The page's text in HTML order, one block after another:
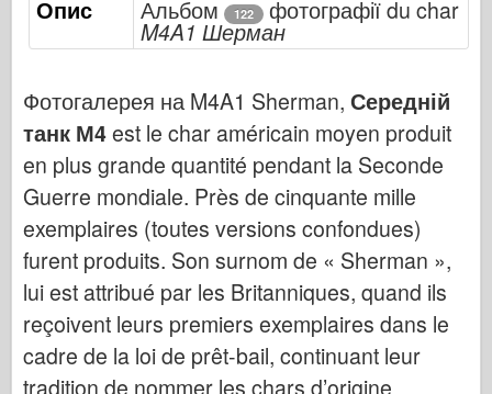
Бронко
Кібер-хобі
Дракон
Модель E.T.
Тонкі форми
Сили Доблесті
ФріулМодель
Хасеґава
Хеллер
Опис
Альбом 122 фотографії du char
M4A1 Шерман
Фотогалерея на M4A1 Sherman, Середній
танк М4est le char américain moyen produit
en plus grande quantité pendant la Seconde
Guerre mondiale. Près de cinquante mille
exemplaires (toutes versions confondues)
furent produits. Son surnom de « Sherman »,
lui est attribué par les Britanniques, quand ils
reçoivent leurs premiers exemplaires dans le
cadre de la loi de prêt-bail, continuant leur
tradition de nommer les chars d’origine